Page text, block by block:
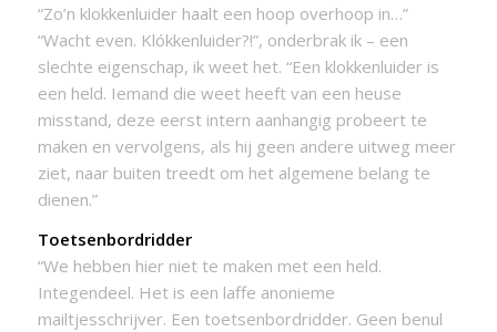
“Zo’n klokkenluider haalt een hoop overhoop in…”
“Wacht even. Klókkenluider?!”, onderbrak ik – een
slechte eigenschap, ik weet het. “Een klokkenluider is
een held. Iemand die weet heeft van een heuse
misstand, deze eerst intern aanhangig probeert te
maken en vervolgens, als hij geen andere uitweg meer
ziet, naar buiten treedt om het algemene belang te
dienen.”
Toetsenbordridder
“We hebben hier niet te maken met een held.
Integendeel. Het is een laffe anonieme
mailtjesschrijver. Een toetsenbordridder. Geen benul